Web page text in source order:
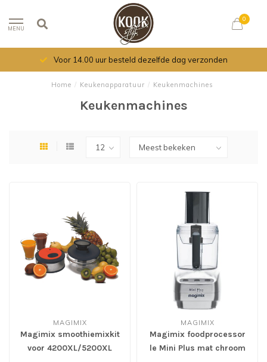
MENU
0
Voor 14.00 uur besteld dezelfde dag verzonden
Home / Keukenapparatuur / Keukenmachines
Keukenmachines
MAGIMIX
Magimix smoothiemixkit
voor 4200XL/5200XL
MAGIMIX
Magimix foodprocessor
le Mini Plus mat chroom